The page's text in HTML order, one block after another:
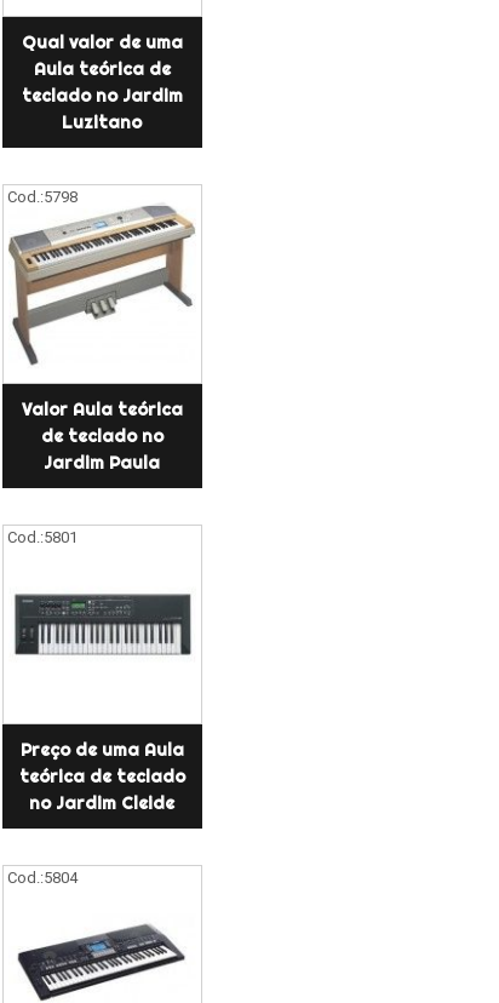
Qual valor de uma
Aula teórica de
teclado no Jardim
Luzitano
Cod.:5798
Valor Aula teórica
de teclado no
Jardim Paula
Cod.:5801
Preço de uma Aula
teórica de teclado
no Jardim Cleide
Cod.:5804